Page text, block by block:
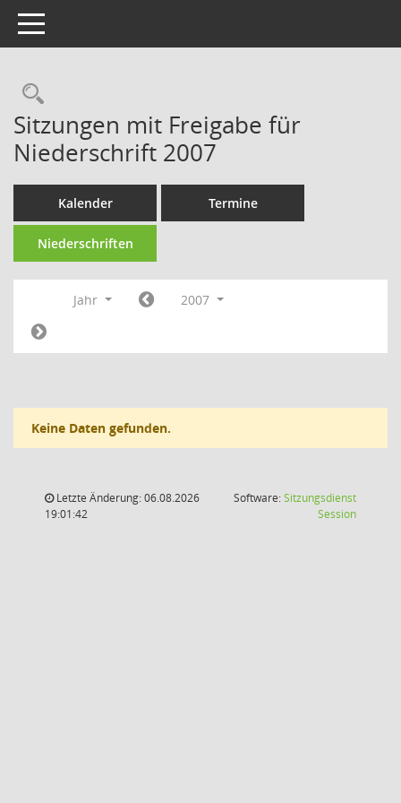
Toggle navigation
Rechercheauswahl
Sitzungen mit Freigabe für
Niederschrift 2007
Kalender Termine
Niederschriften
Jahr 2007
Keine Daten gefunden.
Letzte Änderung: 06.08.2026
19:01:42
Software:Sitzungsdienst
Session(Wird in